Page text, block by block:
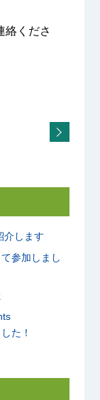
絡くださ
します
参加しまし
た！